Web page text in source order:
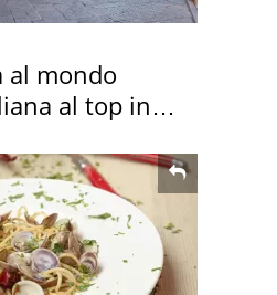
al mondo
al top in